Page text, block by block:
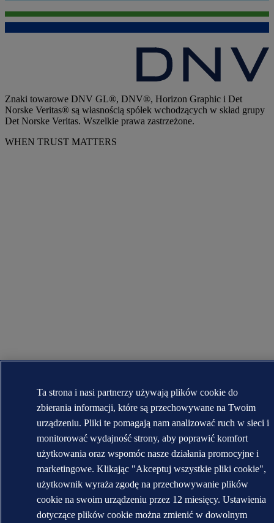
Znaki towarowe DNV GL®, DNV®, Horizon Graphic i Det
Norske Veritas® są własnością spółek wchodzących w skład grupy
Det Norske Veritas. Wszelkie prawa zastrzeżone.
WHEN TRUST MATTERS
Ta strona i nasi partnerzy używają plików cookie do
zbierania informacji, które są przechowywane na Twoim
urządzeniu. Pliki te pomagają nam analizować ruch w sieci i
monitorować wydajność strony, aby poprawić komfort
użytkowania oraz wspomóc nasze działania promocyjne i
marketingowe. Klikając "Akceptuj wszystkie pliki cookie",
użytkownik wyraża zgodę na przechowywanie plików
cookie na swoim urządzeniu przez 12 miesięcy. Ustawienia
dotyczące plików cookie można zmienić w dowolnym